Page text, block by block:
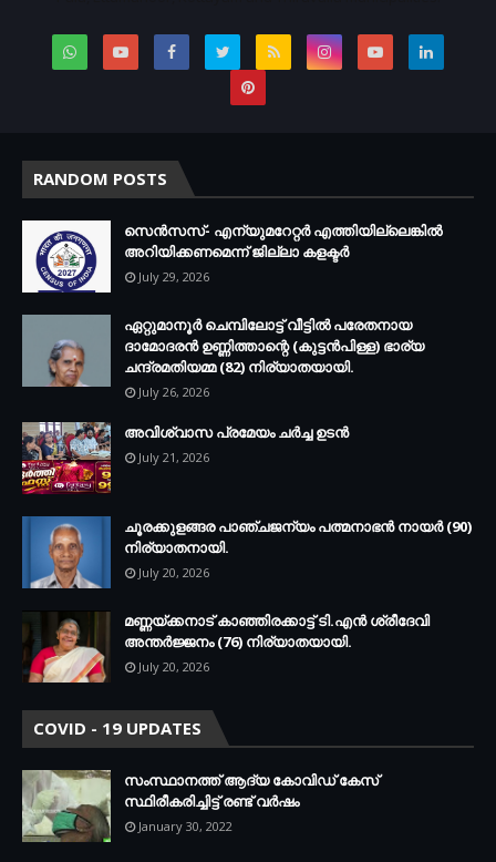
RANDOM POSTS
സെന്‍സസ്- എന്യുമറേറ്റര്‍ എത്തിയില്ലെങ്കില്‍
അറിയിക്കണമെന്ന് ജില്ലാ കളക്ടര്‍
July 29, 2026
ഏറ്റുമാനൂര്‍ ചെമ്പിലോട്ട് വീട്ടില്‍ പരേതനായ
ദാമോദരന്‍ ഉണ്ണിത്താന്റെ (കുട്ടന്‍പിള്ള) ഭാര്യ
ചന്ദ്രമതിയമ്മ (82) നിര്യാതയായി.
July 26, 2026
അവിശ്വാസ പ്രമേയം ചര്‍ച്ച ഉടന്‍
July 21, 2026
ചൂരക്കുളങ്ങര പാഞ്ചജന്യം പത്മനാഭന്‍ നായര്‍ (90)
നിര്യാതനായി.
July 20, 2026
മണ്ണയ്ക്കനാട് കാഞ്ഞിരക്കാട്ട് ടി.എന്‍ ശ്രീദേവി
അന്തര്‍ജ്ജനം (76) നിര്യാതയായി.
July 20, 2026
COVID - 19 UPDATES
സംസ്ഥാനത്ത് ആദ്യ കോവിഡ് കേസ്
സ്ഥിരീകരിച്ചിട്ട് രണ്ട് വര്‍ഷം
January 30, 2022